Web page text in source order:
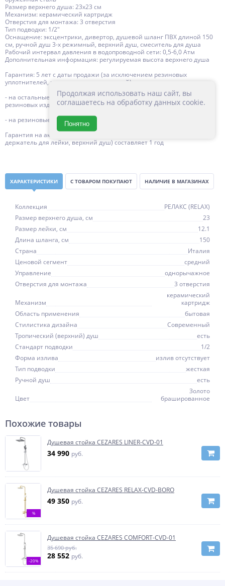
Размер верхнего душа: 23х23 см
Механизм: керамический картридж
Отверстия для монтажа: 3 отверстия
Тип подводки: 1/2"
Оснащение: эксцентрики, дивертор, душевой шланг ПВХ длиной 150
см, ручной душ 3-х режимный, верхний душ, смеситель для душа
Рабочий интервал давления в водопроводной сети: 0,5-6,0 Атм
Дополнительная информация: регулируемая высота верхнего душа
Гарантия: 5 лет с даты продажи (за исключением резиновых
уплотнителей, шлангов, переключателей)
- на остальные комплектующие изделий CEZARES, за исключением
резиновых изделий - 3 года с даты продажи
- на резиновые изделия - 1 год с даты продажи
Гарантия на аксессуары к смесителю (гибкий шланг, душевая лейка,
держатель для лейки, верхний душ) составляет 1 год
ХАРАКТЕРИСТИКИ С ТОВАРОМ ПОКУПАЮТ НАЛИЧИЕ В МАГАЗИНАХ
Коллекция
РЕЛАКС (RELAX)
Размер верхнего душа, см
23
Размер лейки, см
12.1
Длина шланга, см
150
Страна
Италия
Ценовой сегмент
средний
Управление
однорычажное
Отверстия для монтажа
3 отверстия
Механизм
керамический
картридж
Область применения
бытовая
Стилистика дизайна
Современный
Тропический (верхний) душ
есть
Стандарт подводки
1/2
Форма излива
излив отсутствует
Тип подводки
жесткая
Ручной душ
есть
Цвет
Золото
брашированное
Похожие товары
Душевая стойка CEZARES LINER-CVD-01
34 990 руб.
%
Душевая стойка CEZARES RELAX-CVD-BORO
49 350 руб.
-20%
Душевая стойка CEZARES COMFORT-CVD-01
35 690 руб.
28 552 руб.
Продолжая использовать наш сайт, вы
соглашаетесь на обработку данных cookie.
Понятно